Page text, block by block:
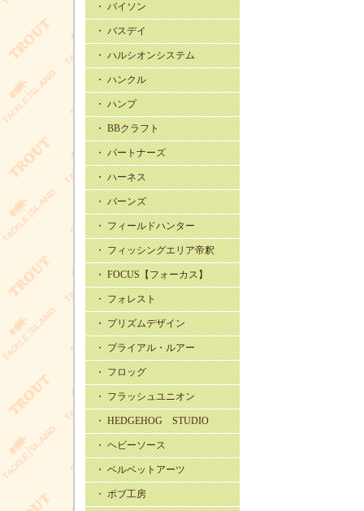
・ バイソン
・ バスデイ
・ ハルシオンシステム
・ ハンクル
・ ハンプ
・ BBクラフト
・ パートナーズ
・ ハーネス
・ バーンズ
・ フィールドハンター
・ フィッシングエリア帝釈
・ FOCUS【フォーカス】
・ フォレスト
・ プリズムデザイン
・ プライアル・ルアー
・ フロッグ
・ フラッシュユニオン
・ HEDGEHOG STUDIO
・ ヘビーソース
・ ベルベットアーツ
・ ボブ工房